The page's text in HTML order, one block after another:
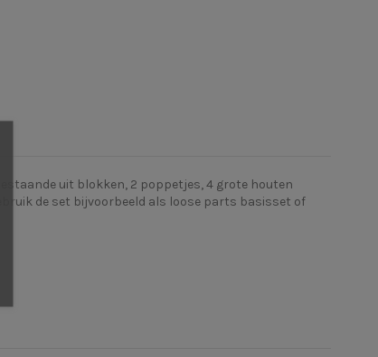
uit blokken, 2 poppetjes, 4 grote houten
de set bijvoorbeeld als loose parts basisset of